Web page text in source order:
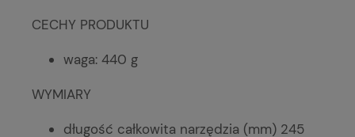
CECHY PRODUKTU
waga: 440 g
WYMIARY
długość całkowita narzędzia (mm) 245